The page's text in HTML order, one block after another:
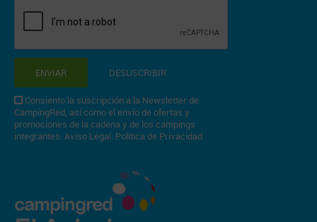
ENVIAR DESUSCRIBIR
Consiento la suscripción a la Newsletter de
CampingRed, así como el envío de ofertas y
promociones de la cadena y de los campings
integrantes. Aviso Legal. Política de Privacidad
campingred